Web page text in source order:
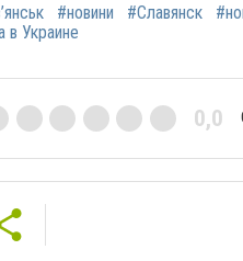
#новини #Славянск
в Украине
0,0